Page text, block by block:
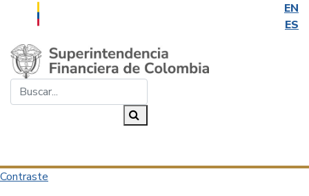
EN
ES
Saltar al contenido principal
Contraste